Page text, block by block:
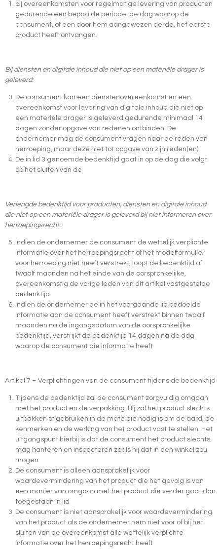
bij overeenkomsten voor regelmatige levering van producten
gedurende een bepaalde periode: de dag waarop de
consument, of een door hem aangewezen derde, het eerste
product heeft ontvangen.
Bij diensten en digitale inhoud die niet op een materiële drager is
geleverd:
De consument kan een dienstenovereenkomst en een
overeenkomst voor levering van digitale inhoud die niet op
een materiële drager is geleverd gedurende minimaal 14
dagen zonder opgave van redenen ontbinden. De
ondernemer mag de consument vragen naar de reden van
herroeping, maar deze niet tot opgave van zijn reden(en)
De in lid 3 genoemde bedenktijd gaat in op de dag die volgt
op het sluiten van de
Verlengde bedenktijd voor producten, diensten en digitale inhoud
die niet op een materiële drager is geleverd bij niet informeren over
herroepingsrecht:
Indien de ondernemer de consument de wettelijk verplichte
informatie over het herroepingsrecht of het modelformulier
voor herroeping niet heeft verstrekt, loopt de bedenktijd af
twaalf maanden na het einde van de oorspronkelijke,
overeenkomstig de vorige leden van dit artikel vastgestelde
bedenktijd.
Indien de ondernemer de in het voorgaande lid bedoelde
informatie aan de consument heeft verstrekt binnen twaalf
maanden na de ingangsdatum van de oorspronkelijke
bedenktijd, verstrijkt de bedenktijd 14 dagen na de dag
waarop de consument die informatie heeft
Artikel 7 – Verplichtingen van de consument tijdens de bedenktijd
Tijdens de bedenktijd zal de consument zorgvuldig omgaan
met het product en de verpakking. Hij zal het product slechts
uitpakken of gebruiken in de mate die nodig is om de aard, de
kenmerken en de werking van het product vast te stellen. Het
uitgangspunt hierbij is dat de consument het product slechts
mag hanteren en inspecteren zoals hij dat in een winkel zou
mogen
De consument is alleen aansprakelijk voor
waardevermindering van het product die het gevolg is van
een manier van omgaan met het product die verder gaat dan
toegestaan in lid
De consument is niet aansprakelijk voor waardevermindering
van het product als de ondernemer hem niet voor of bij het
sluiten van de overeenkomst alle wettelijk verplichte
informatie over het herroepingsrecht heeft